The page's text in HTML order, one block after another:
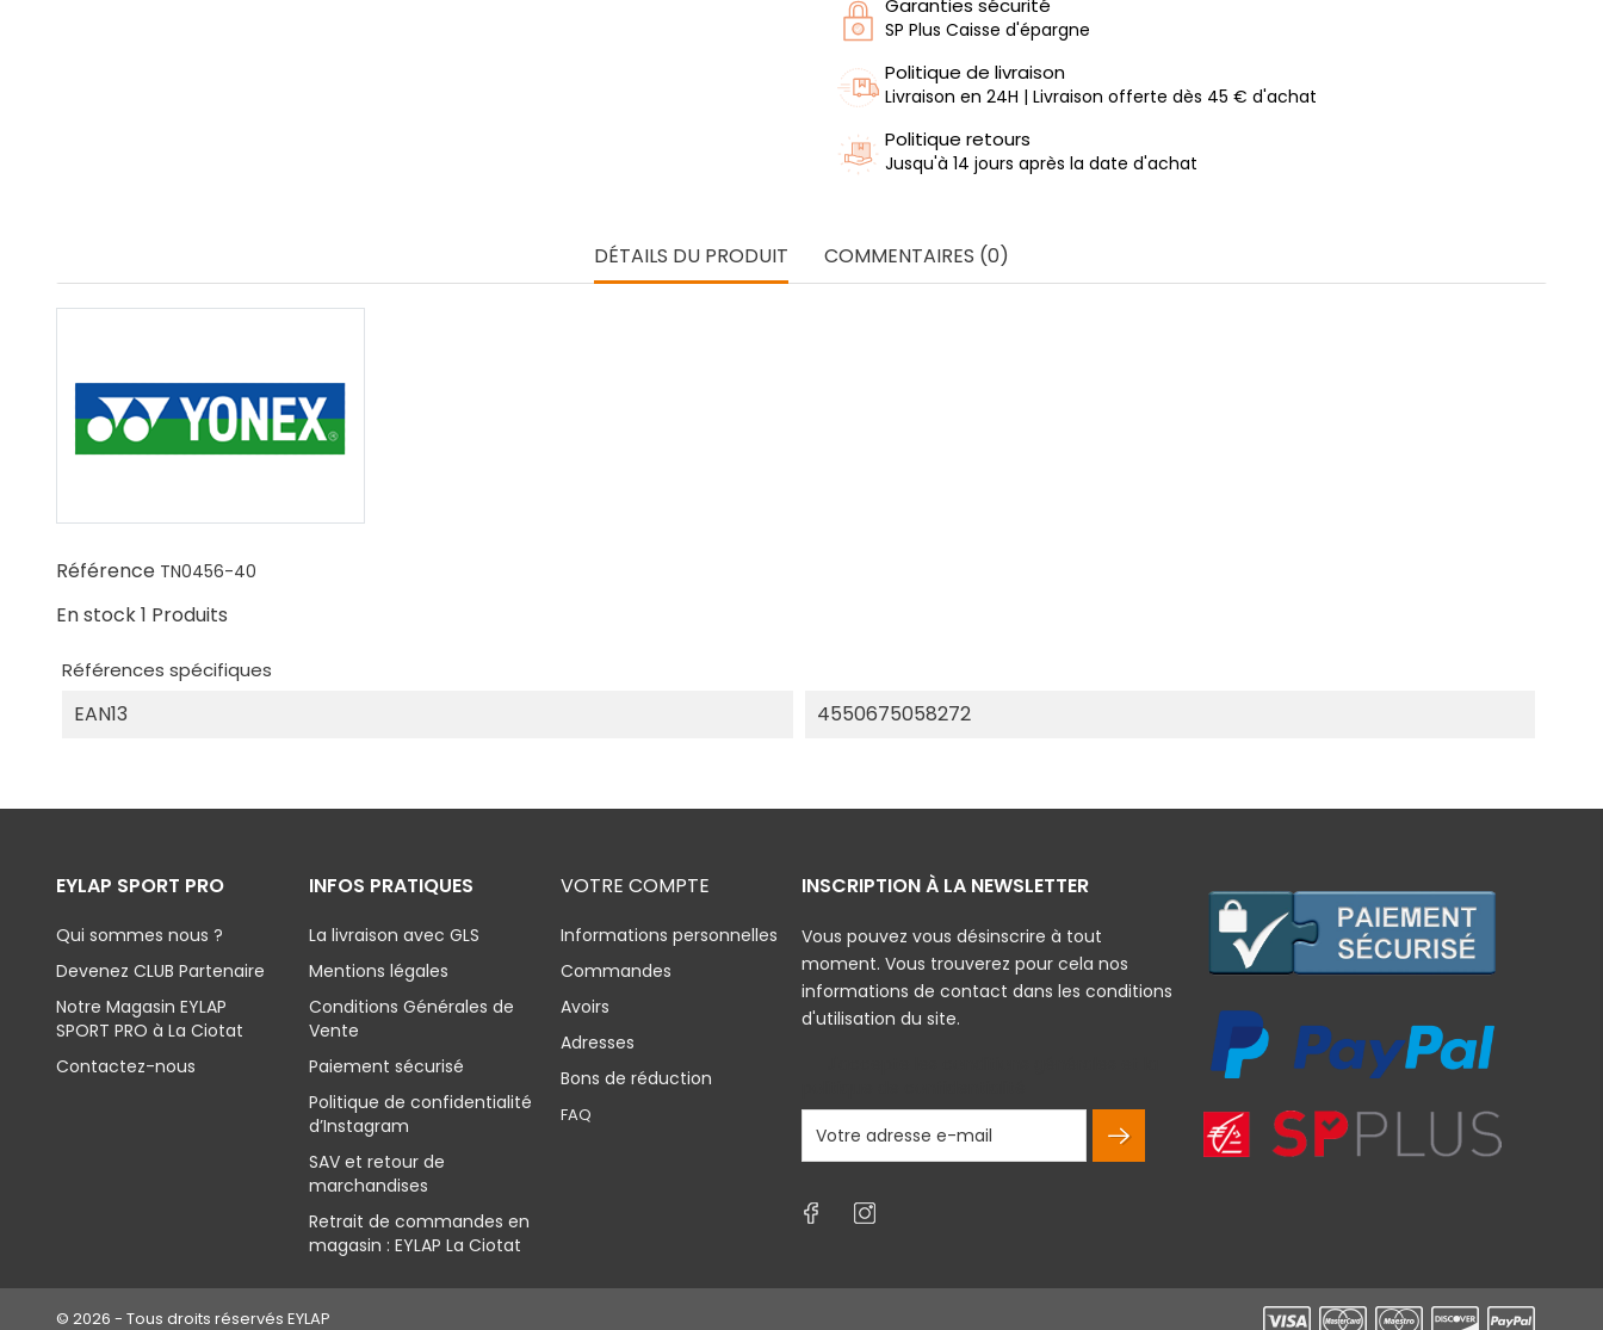
Garanties sécurité
SP Plus Caisse d'épargne
Politique de livraison
Livraison en 24H | Livraison offerte dès 45 € d'achat
Politique retours
Jusqu'à 14 jours après la date d'achat
DÉTAILS DU PRODUIT COMMENTAIRES (0)
Référence TN0456-40
En stock1 Produits
Références spécifiques
EAN13 4550675058272
EYLAP SPORT PRO
Qui sommes nous ?
Devenez CLUB Partenaire
Notre Magasin EYLAP
SPORT PRO à La Ciotat
Contactez-nous
INFOS PRATIQUES
La livraison avec GLS
Mentions légales
Conditions Générales de
Vente
Paiement sécurisé
Politique de confidentialité
d’Instagram
SAV et retour de
marchandises
Retrait de commandes en
magasin : EYLAP La Ciotat
VOTRE COMPTE
Informations personnelles
Commandes
Avoirs
Adresses
Bons de réduction
FAQ
INSCRIPTION À LA NEWSLETTER
Vous pouvez vous désinscrire à tout
moment. Vous trouverez pour cela nos
informations de contact dans les conditions
d'utilisation du site.
© 2026 - Tous droits réservés EYLAP